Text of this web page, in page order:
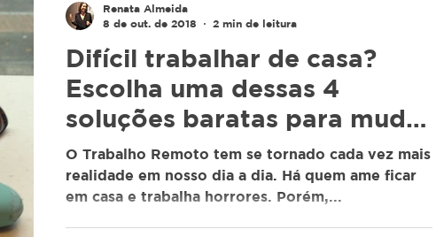
Difícil trabalhar de casa?
Escolha uma dessas 4
soluções baratas para mudar
de ambiente
O Trabalho Remoto tem se tornado cada vez mais
realidade em nosso dia a dia. Há quem ame ficar
em casa e trabalha horrores. Porém,...
Renata Almeida
8 de out. de 2018
2 min de leitura